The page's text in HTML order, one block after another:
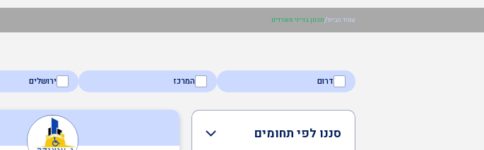
עמוד הבית/תכנון בנייני משרדים
דרום המרכז ירושלים
סננו לפי תחומים